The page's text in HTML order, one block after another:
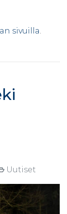
sivuilla
Uutiset